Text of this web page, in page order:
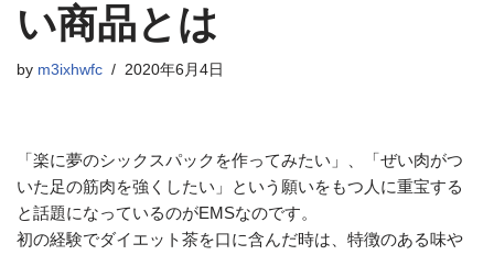
い商品とは
by m3ixhwfc 2020年6月4日
「楽に夢のシックスパックを作ってみたい」、「ぜい肉がつ
いた足の筋肉を強くしたい」という願いをもつ人に重宝する
と話題になっているのがEMSなのです。
初の経験でダイエット茶を口に含んだ時は、特徴のある味や